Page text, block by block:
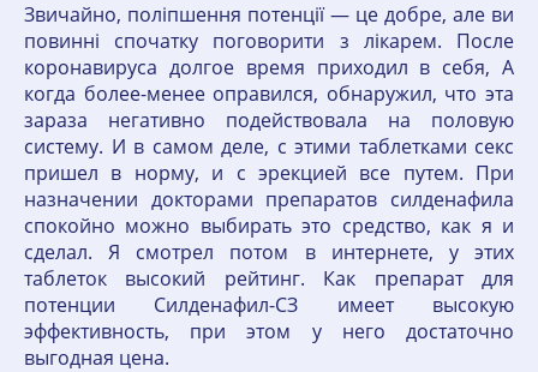
Звичайно, поліпшення потенції — це добре, але ви
повинні спочатку поговорити з лікарем. После
коронавируса долгое время приходил в себя, А
когда более-менее оправился, обнаружил, что эта
зараза негативно подействовала на половую
систему. И в самом деле, с этими таблетками секс
пришел в норму, и с эрекцией все путем. При
назначении докторами препаратов силденафила
спокойно можно выбирать это средство, как я и
сделал. Я смотрел потом в интернете, у этих
таблеток высокий рейтинг. Как препарат для
потенции Силденафил-СЗ имеет высокую
эффективность, при этом у него достаточно
выгодная цена.